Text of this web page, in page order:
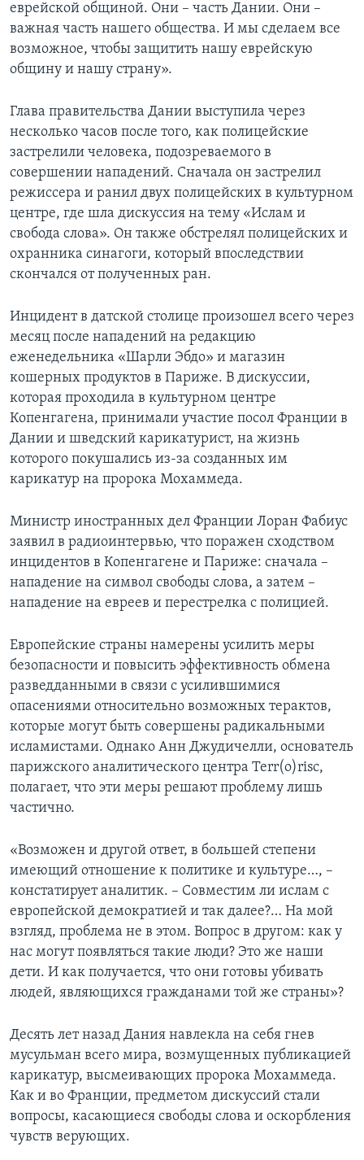
еврейской общиной. Они – часть Дании. Они –
важная часть нашего общества. И мы сделаем все
возможное, чтобы защитить нашу еврейскую
общину и нашу страну».
Глава правительства Дании выступила через
несколько часов после того, как полицейские
застрелили человека, подозреваемого в
совершении нападений. Сначала он застрелил
режиссера и ранил двух полицейских в культурном
центре, где шла дискуссия на тему «Ислам и
свобода слова». Он также обстрелял полицейских и
охранника синагоги, который впоследствии
скончался от полученных ран.
Инцидент в датской столице произошел всего через
месяц после нападений на редакцию
еженедельника «Шарли Эбдо» и магазин
кошерных продуктов в Париже. В дискуссии,
которая проходила в культурном центре
Копенгагена, принимали участие посол Франции в
Дании и шведский карикатурист, на жизнь
которого покушались из-за созданных им
карикатур на пророка Мохаммеда.
Министр иностранных дел Франции Лоран Фабиус
заявил в радиоинтервью, что поражен сходством
инцидентов в Копенгагене и Париже: сначала –
нападение на символ свободы слова, а затем –
нападение на евреев и перестрелка с полицией.
Европейские страны намерены усилить меры
безопасности и повысить эффективность обмена
разведданными в связи с усилившимися
опасениями относительно возможных терактов,
которые могут быть совершены радикальными
исламистами. Однако Анн Джудичелли, основатель
парижского аналитического центра Terr(o)risc,
полагает, что эти меры решают проблему лишь
частично.
«Возможен и другой ответ, в большей степени
имеющий отношение к политике и культуре…, –
констатирует аналитик. – Совместим ли ислам с
европейской демократией и так далее?… На мой
взгляд, проблема не в этом. Вопрос в другом: как у
нас могут появляться такие люди? Это же наши
дети. И как получается, что они готовы убивать
людей, являющихся гражданами той же страны»?
Десять лет назад Дания навлекла на себя гнев
мусульман всего мира, возмущенных публикацией
карикатур, высмеивающих пророка Мохаммеда.
Как и во Франции, предметом дискуссий стали
вопросы, касающиеся свободы слова и оскорбления
чувств верующих.